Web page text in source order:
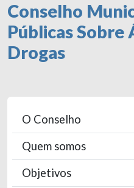
Conselho
Públicas Sobre
Drogas
O Conselho
Quem somos
Objetivos